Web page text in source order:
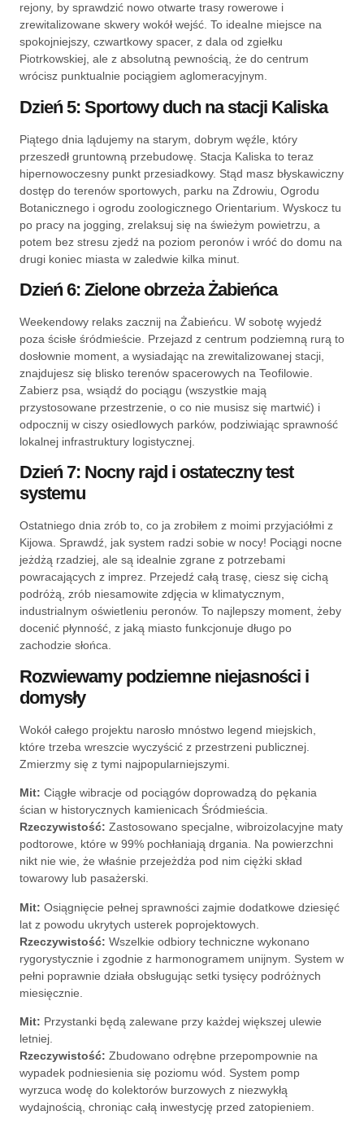
rejony, by sprawdzić nowo otwarte trasy rowerowe i
zrewitalizowane skwery wokół wejść. To idealne miejsce na
spokojniejszy, czwartkowy spacer, z dala od zgiełku
Piotrkowskiej, ale z absolutną pewnością, że do centrum
wrócisz punktualnie pociągiem aglomeracyjnym.
Dzień 5: Sportowy duch na stacji Kaliska
Piątego dnia lądujemy na starym, dobrym węźle, który
przeszedł gruntowną przebudowę. Stacja Kaliska to teraz
hipernowoczesny punkt przesiadkowy. Stąd masz błyskawiczny
dostęp do terenów sportowych, parku na Zdrowiu, Ogrodu
Botanicznego i ogrodu zoologicznego Orientarium. Wyskocz tu
po pracy na jogging, zrelaksuj się na świeżym powietrzu, a
potem bez stresu zjedź na poziom peronów i wróć do domu na
drugi koniec miasta w zaledwie kilka minut.
Dzień 6: Zielone obrzeża Żabieńca
Weekendowy relaks zacznij na Żabieńcu. W sobotę wyjedź
poza ścisłe śródmieście. Przejazd z centrum podziemną rurą to
dosłownie moment, a wysiadając na zrewitalizowanej stacji,
znajdujesz się blisko terenów spacerowych na Teofilowie.
Zabierz psa, wsiądź do pociągu (wszystkie mają
przystosowane przestrzenie, o co nie musisz się martwić) i
odpocznij w ciszy osiedlowych parków, podziwiając sprawność
lokalnej infrastruktury logistycznej.
Dzień 7: Nocny rajd i ostateczny test
systemu
Ostatniego dnia zrób to, co ja zrobiłem z moimi przyjaciółmi z
Kijowa. Sprawdź, jak system radzi sobie w nocy! Pociągi nocne
jeżdżą rzadziej, ale są idealnie zgrane z potrzebami
powracających z imprez. Przejedź całą trasę, ciesz się cichą
podróżą, zrób niesamowite zdjęcia w klimatycznym,
industrialnym oświetleniu peronów. To najlepszy moment, żeby
docenić płynność, z jaką miasto funkcjonuje długo po
zachodzie słońca.
Rozwiewamy podziemne niejasności i
domysły
Wokół całego projektu narosło mnóstwo legend miejskich,
które trzeba wreszcie wyczyścić z przestrzeni publicznej.
Zmierzmy się z tymi najpopularniejszymi.
Mit: Ciągłe wibracje od pociągów doprowadzą do pękania
ścian w historycznych kamienicach Śródmieścia.
Rzeczywistość: Zastosowano specjalne, wibroizolacyjne maty
podtorowe, które w 99% pochłaniają drgania. Na powierzchni
nikt nie wie, że właśnie przejeżdża pod nim ciężki skład
towarowy lub pasażerski.
Mit: Osiągnięcie pełnej sprawności zajmie dodatkowe dziesięć
lat z powodu ukrytych usterek poprojektowych.
Rzeczywistość: Wszelkie odbiory techniczne wykonano
rygorystycznie i zgodnie z harmonogramem unijnym. System w
pełni poprawnie działa obsługując setki tysięcy podróżnych
miesięcznie.
Mit: Przystanki będą zalewane przy każdej większej ulewie
letniej.
Rzeczywistość: Zbudowano odrębne przepompownie na
wypadek podniesienia się poziomu wód. System pomp
wyrzuca wodę do kolektorów burzowych z niezwykłą
wydajnością, chroniąc całą inwestycję przed zatopieniem.